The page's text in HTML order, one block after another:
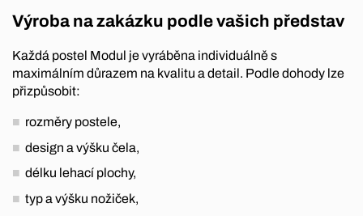
Výroba na zakázku podle vašich představ
Každá postel Modul je vyráběna individuálně s
maximálním důrazem na kvalitu a detail. Podle dohody lze
přizpůsobit:
rozměry postele,
design a výšku čela,
délku lehací plochy,
typ a výšku nožiček,